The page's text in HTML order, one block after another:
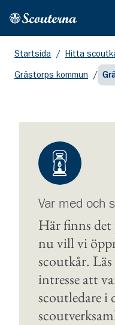
Hem
Startsida / Hitta
Grästorps kommun /
Var med och
Här finns det
nu vill vi
scoutkår.
intresse att
scoutledare i